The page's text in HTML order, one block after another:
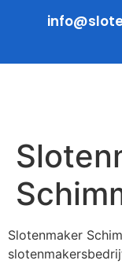
Slotenmaker